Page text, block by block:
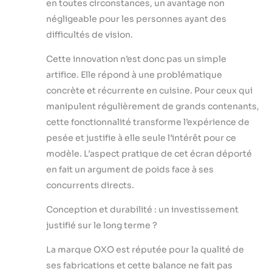
en toutes circonstances, un avantage non
négligeable pour les personnes ayant des
difficultés de vision.
Cette innovation n’est donc pas un simple
artifice. Elle répond à une problématique
concrète et récurrente en cuisine. Pour ceux qui
manipulent régulièrement de grands contenants,
cette fonctionnalité transforme l’expérience de
pesée et justifie à elle seule l’intérêt pour ce
modèle. L’aspect pratique de cet écran déporté
en fait un argument de poids face à ses
concurrents directs.
Conception et durabilité : un investissement
justifié sur le long terme ?
La marque OXO est réputée pour la qualité de
ses fabrications et cette balance ne fait pas